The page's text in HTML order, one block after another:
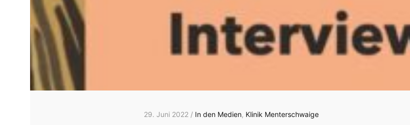
29. Juni 2022 / In den Medien, Klinik Menterschwaige